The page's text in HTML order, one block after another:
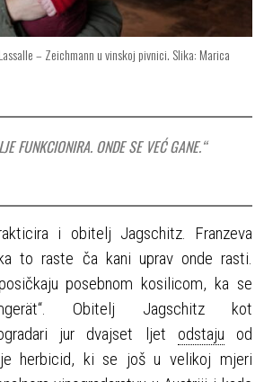
– Zeichmann u vinskoj pivnici. Slika: Marica
FUNKCIONIRA. ONDE SE VEĆ GANE.“
i obitelj Jagschitz. Franzeva
to raste ča kani uprav onde rasti.
posebnom kosilicom, ka se
Obitelj Jagschitz kot
jur dvajset ljet odstaju od
herbicid, ki se još u velikoj mjeri